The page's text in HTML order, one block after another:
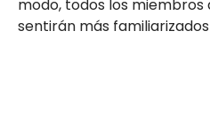
modo, todos los miembros
sentirán más